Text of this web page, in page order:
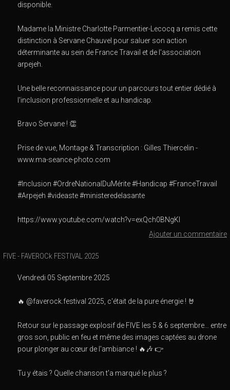
disponible.
Madame la Ministre Charlotte Parmentier-Lecocq a remis cette
distinction à Servane Chauvel pour saluer son action
déterminante au sein de France Travail et de l'association
arpejeh.
Une belle reconnaissance pour un parcours tout entier dédié à
l'inclusion professionnelle et au handicap.
Bravo Servane ! 👏
Prise de vue, Montage & Transcription : Gilles Thiercelin -
www.ma-seance-photo.com
#Inclusion #OrdreNationalDuMérite #Handicap #FranceTravail
#Arpejeh #videaste #ministeredelasante
https://www.youtube.com/watch?v=exQch0BNgKI
Ajouter un commentaire
FIVE - FAVEROCk FESTIVAL 2025
Vendredi 05 Septembre 2025
🔥 @faverock.festival 2025, c'était de la pure énergie ! 🤘
Retour sur le passage explosif de FIVE les 5 & 6 septembre… entre
gros son, public en feu et même des images captées au drone
pour plonger au cœur de l'ambiance ! 🔥🎶 👉
Tu y étais ? Quelle chanson t'a marqué le plus ?